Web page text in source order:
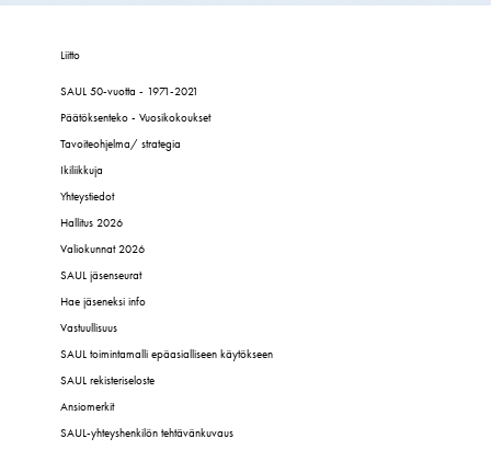
Liitto
SAUL 50-vuotta - 1971-2021
Päätöksenteko - Vuosikokoukset
Tavoiteohjelma/ strategia
Ikiliikkuja
Yhteystiedot
Hallitus 2026
Valiokunnat 2026
SAUL jäsenseurat
Hae jäseneksi info
Vastuullisuus
SAUL toimintamalli epäasialliseen käytökseen
SAUL rekisteriseloste
Ansiomerkit
SAUL-yhteyshenkilön tehtävänkuvaus